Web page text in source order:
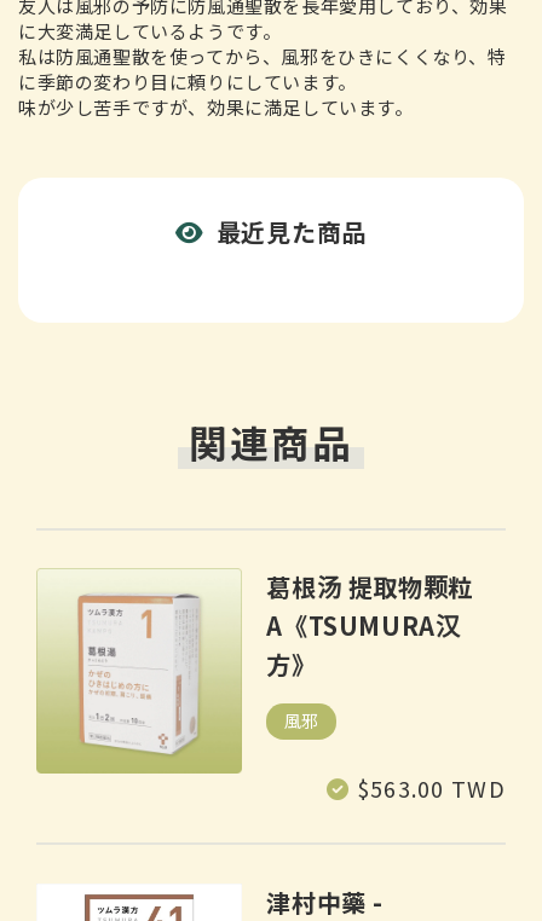
に大変満足しているようです。
私は防風通聖散を使ってから、風邪をひきにくくなり、特
に季節の変わり目に頼りにしています。
味が少し苦手ですが、効果に満足しています。
最近見た商品
関連商品
葛根汤 提取物颗粒
A《TSUMURA汉
方》
風邪
常 $563.00 TWD
津村中藥 -